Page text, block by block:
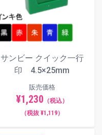
サンビー クイック一行
印 4.5×25mm
販売価格
¥1,230 （税込）
（税抜 ¥1,119）